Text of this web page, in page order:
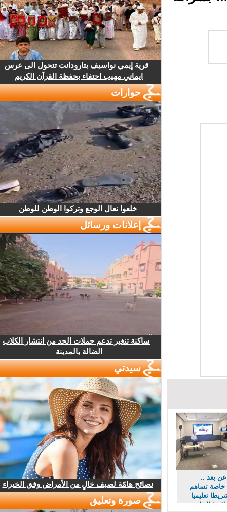
بعد ..
تساهم
تعليميا
التعليم
قرية إيمي نواسيف بتارودانت تتحول الى عرس
ايماني مهيب احتفاء بحفظة القرآن الكريم
حوارات
خلعوا نعال الوجع وتركوا الوطن للوطن
إعلانات ورسائل
ساكنة تنغير تدعم حملات الحد من انتشار الكلاب
الضالة بالمدينة
سيدتي
نصائح هامّة لصيف خالٍ من الأمراض وفق الخبراء
صورة وتعليق